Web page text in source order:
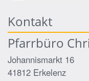
Kontakt
Pfarrbüro
Johannismarkt 16
41812 Erkelenz